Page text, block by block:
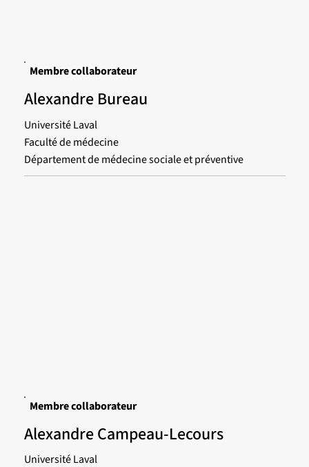
Membre collaborateur
Alexandre Bureau
Université Laval
Faculté de médecine
Département de médecine sociale et préventive
Membre collaborateur
Alexandre Campeau-Lecours
Université Laval